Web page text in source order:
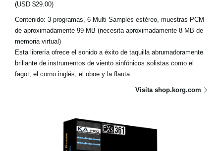
(USD $29.00)
Contenido: 3 programas, 6 Multi Samples estéreo, muestras PCM
de aproximadamente 99 MB (necesita aproximadamente 8 MB de
memoria virtual)
Esta librería ofrece el sonido a éxito de taquilla abrumadoramente
brillante de instrumentos de viento sinfónicos solistas como el
fagot, el corno inglés, el oboe y la flauta.
Visita shop.korg.com